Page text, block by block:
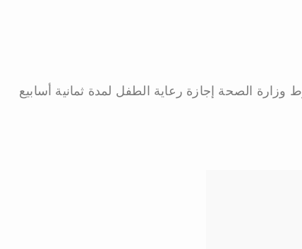
الصحة إجازة رعاية الطفل لمدة ثمانية أسابيع